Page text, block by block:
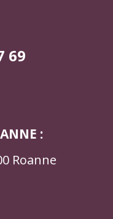
69
:
Roanne